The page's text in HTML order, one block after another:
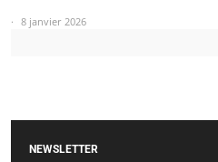
8 janvier 2026
NEWSLETTER